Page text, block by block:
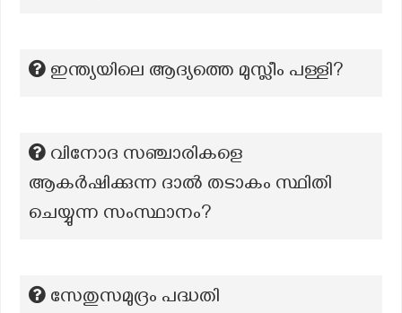
ഇന്ത്യയിലെ ആദ്യത്തെ മുസ്ലീം പള്ളി?
വിനോദ സ‍ഞ്ചാരികളെ
ആകര്‍ഷിക്കുന്ന ദാല്‍ തടാകം സ്ഥിതി
ചെയ്യുന്ന സംസ്ഥാനം?
സേതുസമുദ്രം പദ്ധതി